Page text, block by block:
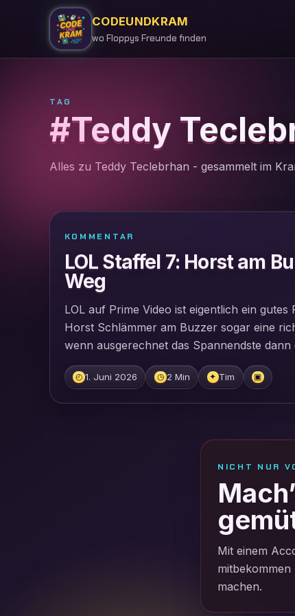
CODEUNDKRAM
wo Floppys Freunde finden
TAG
#Teddy
Alles zu Teddy Teclebrhan - gesammelt im
KOMMENTAR
LOL Staffel 7: Horst am
Weg
LOL auf Prime Video ist eigentlich ein
Horst Schlämmer am Buzzer sogar eine
wenn ausgerechnet das Spannendste
◴ 1. Juni 2026 ◷ 2 Min ✦ Tim ▣
NICHT NUR
Mit einem
mitbekommen
machen.